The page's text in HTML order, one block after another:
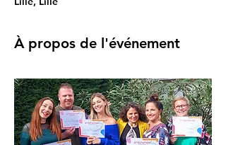
À propos de l'événement